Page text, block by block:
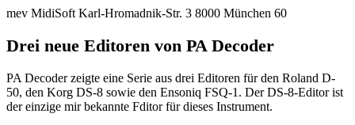
mev MidiSoft Karl-Hromadnik-Str. 3 8000 München 60
Drei neue Editoren von PA Decoder
PA Decoder zeigte eine Serie aus drei Editoren für den Roland D-
50, den Korg DS-8 sowie den Ensoniq FSQ-1. Der DS-8-Editor ist
der einzige mir bekannte Fditor für dieses Instrument.